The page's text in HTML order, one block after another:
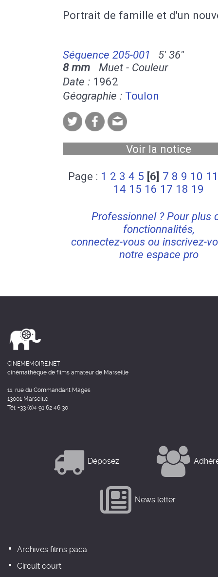
Portrait de famille et d'un
Séquence 205-001
5' 36''
8 mm Muet - Couleur
Date : 1962
Géographie : Toulon
Voir la notice
Page : 1 2 3 4 5 [6] 7 8 9 10 11
14 15 16 17 18 19
Professionnel ? Pour plus
fonctionnalités,
connectez-vous ou inscrivez-
notre espace pro
CINEMEMOIRE.NET
cinémathèque de films amateur de Marseille
11, rue du Commandant Mages
13001 Marseille
Tél: +33 (0)4 91 62 46 30
Déposez
News letter
Archives films paca
Circuit court